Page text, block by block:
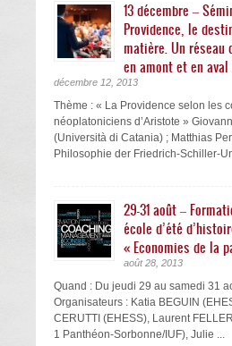
13 décembre –
Providence, le
matière. Un réseau
en amont et en aval
décembre 12, 2013
Thème : « La Providence selon les
néoplatoniciens d’Aristote »
(Università di Catania) ; Matthias
Philosophie der Friedrich-Schiller-
29-31 août –
école d’été
« Economies de la
août 28, 2013
Quand : Du jeudi 29 au samedi 31
Organisateurs : Katia BEGUIN
CERUTTI (EHESS), Laurent
1 Panthéon-Sorbonne/IUF), Julie ...